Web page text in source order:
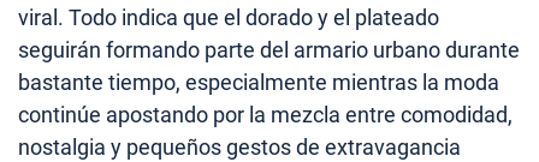
viral. Todo indica que el dorado y el plateado
seguirán formando parte del armario urbano durante
bastante tiempo, especialmente mientras la moda
continúe apostando por la mezcla entre comodidad,
nostalgia y pequeños gestos de extravagancia